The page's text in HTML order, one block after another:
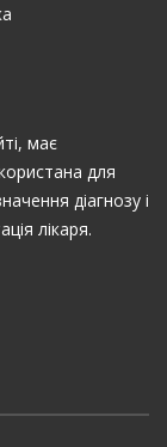
має
для
діагнозу і
лікаря.